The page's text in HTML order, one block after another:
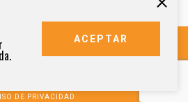
DE PRIVACIDAD
ACEPTAR